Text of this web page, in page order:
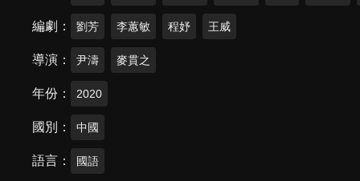
編劇 劉芳 李蕙敏 程妤 王威
導演 尹濤 麥貫之
年份 2020
國別 中國
語言 國語